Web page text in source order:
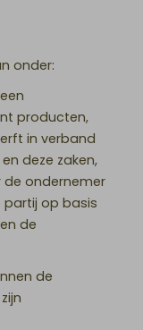
onder:
producten,
in verband
deze zaken,
ondernemer
op basis
de
de